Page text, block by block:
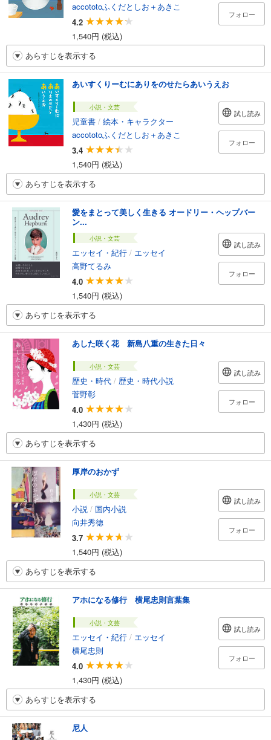
accototoふくだとしお＋あきこ
4.2
1,540円 (税込)
フォロー
あらすじを表示する
あいすくりーむにありをのせたらあいうえお
小説・文芸
児童書 / 絵本・キャラクター
accototoふくだとしお＋あきこ
3.4
1,540円 (税込)
試し読み
フォロー
あらすじを表示する
愛をまとって美しく生きる オードリー・ヘップバー
ン...
小説・文芸
エッセイ・紀行 / エッセイ
高野てるみ
4.0
1,540円 (税込)
試し読み
フォロー
あらすじを表示する
あした咲く花 新島八重の生きた日々
小説・文芸
歴史・時代 / 歴史・時代小説
菅野彰
4.0
1,430円 (税込)
試し読み
フォロー
あらすじを表示する
厚岸のおかず
小説・文芸
小説 / 国内小説
向井秀徳
3.7
1,540円 (税込)
試し読み
フォロー
あらすじを表示する
アホになる修行 横尾忠則言葉集
小説・文芸
エッセイ・紀行 / エッセイ
横尾忠則
4.0
1,430円 (税込)
試し読み
フォロー
あらすじを表示する
尼人